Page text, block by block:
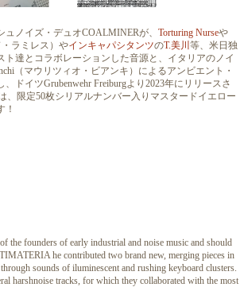
ノイズ・デュオCOALMINERが、 Torturing Nurseや
・ラミレス）やインキャパシタンツのT.美川 等、米日独
ト達とコラボレーションした音源と、イタリアのノイ
（マウリツィオ・ビアンキ）によるアンビエント・
ドイツGrubenwehr Freiburgより2023年にリリースさ
限定50枚シリアルナンバー入りマスタードイエロー
！
founders of early industrial and noise music and should
he contributed two brand new, merging pieces in
sounds of iluminescent and rushing keyboard clusters.
harshnoise tracks, for which they collaborated with the most